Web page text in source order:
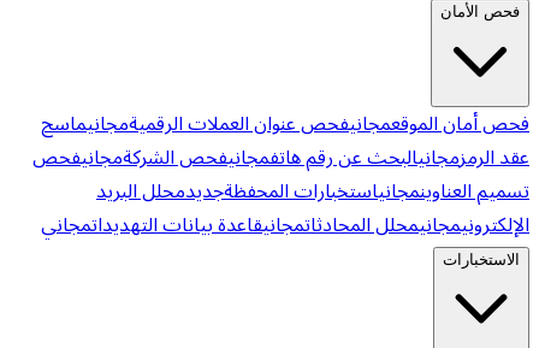
فحص الأمان
فحص أمان الموقعمجانيفحص عنوان العملات الرقميةمجانيماسح
عقد الرمزمجانيالبحث عن رقم هاتفمجانيفحص الشركةمجانيفحص
تسميم العناوينمجانياستخبارات المحفظةجديدمحلل البريد
الإلكترونيمجانيمحلل المحادثاتمجانيقاعدة بيانات التهديداتمجاني
الاستخبارات